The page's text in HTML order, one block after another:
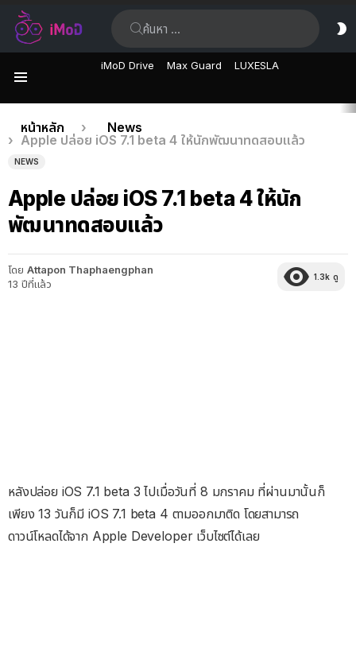
iMoD Drive Max Guard LUXESLA
เรื่อง
ล่าสุด
คุณอยู่ที่นี่:
หน้าหลัก
News
Apple ปล่อย iOS 7.1 beta 4 ให้นักพัฒนาทดสอบแล้ว
NEWS
Apple ปล่อย iOS 7.1 beta 4 ให้นัก
พัฒนาทดสอบแล้ว
โดย Attapon Thaphaengphan
13 ปีที่แล้ว
1.3k ดู
หลังปล่อย iOS 7.1 beta 3 ไปเมื่อวันที่ 8 มกราคม ที่ผ่านมานั้นก็
เพียง 13 วันก็มี iOS 7.1 beta 4 ตามออกมาติด โดยสามารถ
ดาวน์โหลดได้จาก Apple Developer เว็บไซต์ได้เลย